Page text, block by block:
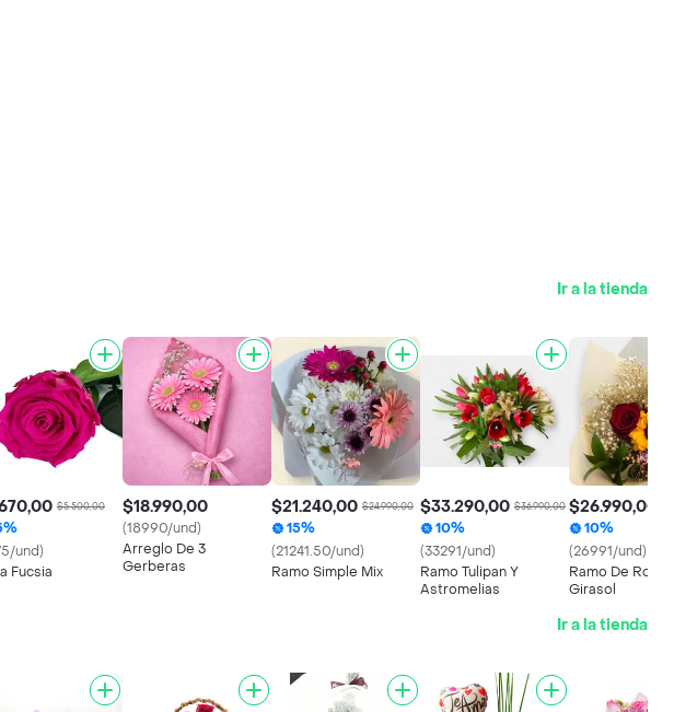
Ir a la tienda
$5.500,00
und)
Fucsia
$18.990,00
(18990/und)
Arreglo De 3
Gerberas
$21.240,00 $24.990,00
15%
(21241.50/und)
Ramo Simple Mix
$33.290,00 $36.990,00
10%
(33291/und)
Ramo Tulipan Y
Astromelias
$26.990,00
10%
(26991/und)
Ramo De
Girasol
Ir a la tienda